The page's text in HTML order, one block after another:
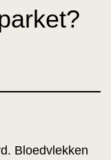
Bloedvlekken